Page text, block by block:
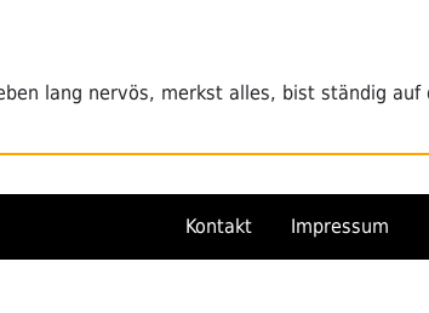
lang nervös, merkst alles, bist ständig auf
Kontakt Impressum